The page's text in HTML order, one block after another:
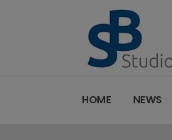
HOME NEWS